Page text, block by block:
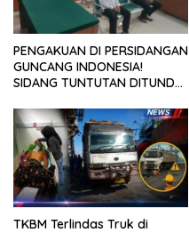
PENGAKUAN DI PERSIDANGAN
GUNCANG INDONESIA!
SIDANG TUNTUTAN DITUNDA,
MENGAMUK DI PN MALANG
TKBM Terlindas Truk di